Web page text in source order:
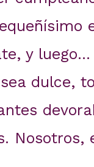
y luego…
dulce,
Nosotros,